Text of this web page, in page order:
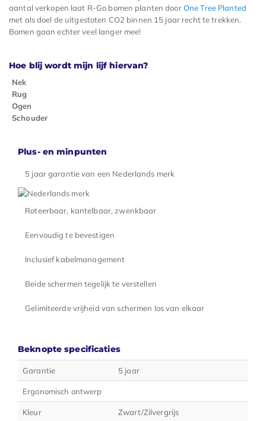
aantal verkopen laat R-Go bomen planten doorOne Tree Planted
met als doel de uitgestoten CO2 binnen 15 jaar recht te trekken.
Bomen gaan echter veel langer mee!
Hoe blij wordt mijn lijf hiervan?
Nek
Rug
Ogen
Schouder
Plus- en minpunten
5 jaar garantie van een Nederlands merk
Roteerbaar, kantelbaar, zwenkbaar
Eenvoudig te bevestigen
Inclusief kabelmanagement
Beide schermen tegelijk te verstellen
Gelimiteerde vrijheid van schermen los van elkaar
Beknopte specificaties
Garantie 5 jaar
Ergonomisch ontwerp
Kleur Zwart/Zilvergrijs